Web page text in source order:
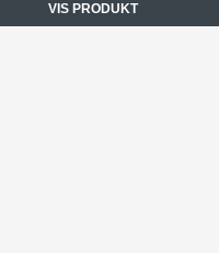
VIS PRODUKT